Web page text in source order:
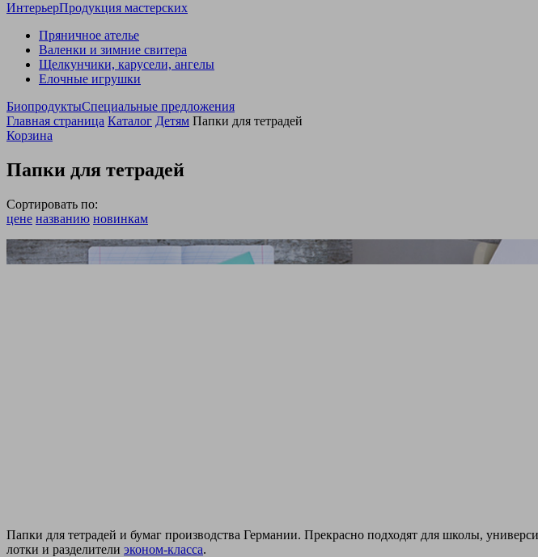
ИнтерьерПродукция мастерских
Пряничное ателье
Валенки и зимние свитера
Щелкунчики, карусели, ангелы
Елочные игрушки
БиопродуктыСпециальные предложения
Главная страница Каталог Детям Папки для тетрадей
Корзина
Папки для тетрадей
Сортировать по:
цене названию новинкам
Папки для тетрадей и бумаг производства Германии. Прекрасно подходят для школы,
лотки и разделители эконом-класса.